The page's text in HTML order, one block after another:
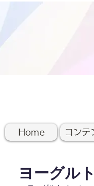
Home コンテ
ヨーグル